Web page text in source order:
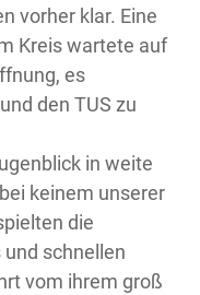
vorher klar. Eine
Kreis wartete auf
es
den TUS zu
in weite
keinem unserer
die
schnellen
vom ihrem groß